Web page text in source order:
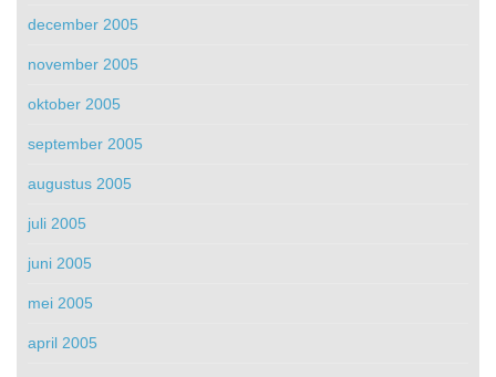
december 2005
november 2005
oktober 2005
september 2005
augustus 2005
juli 2005
juni 2005
mei 2005
april 2005